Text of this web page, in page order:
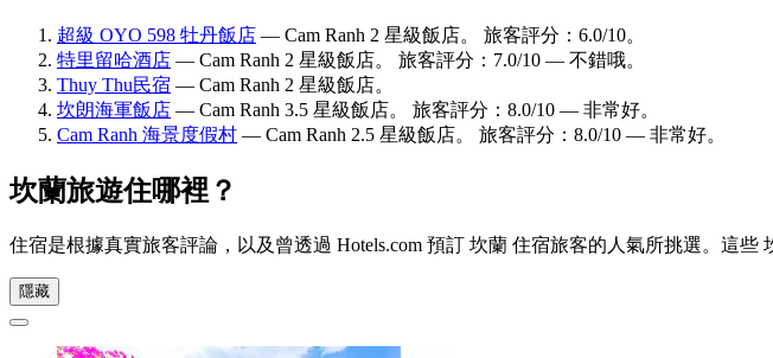
超級 OYO 598 牡丹飯店 — Cam Ranh 2 星級飯店。 旅客評分：6.0/10。
特里留哈酒店 — Cam Ranh 2 星級飯店。 旅客評分：7.0/10 — 不錯哦。
Thuy Thu民宿 — Cam Ranh 2 星級飯店。
坎朗海軍飯店 — Cam Ranh 3.5 星級飯店。 旅客評分：8.0/10 — 非常好。
Cam Ranh 海景度假村 — Cam Ranh 2.5 星級飯店。 旅客評分：8.0/10 — 非常好。
坎蘭旅遊住哪裡？
住宿是根據真實旅客評論，以及曾透過 Hotels.com 預訂 坎蘭 住宿旅客的人氣所挑選。這
隱藏